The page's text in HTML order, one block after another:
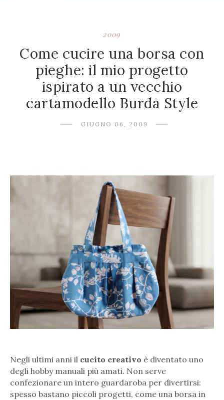
2009
Come cucire una borsa con
pieghe: il mio progetto
ispirato a un vecchio
cartamodello Burda Style
GIUGNO 06, 2009
Negli ultimi anni il cucito creativo è diventato uno
degli hobby manuali più amati. Non serve
confezionare un intero guardaroba per divertirsi:
spesso bastano piccoli progetti, come una borsa in